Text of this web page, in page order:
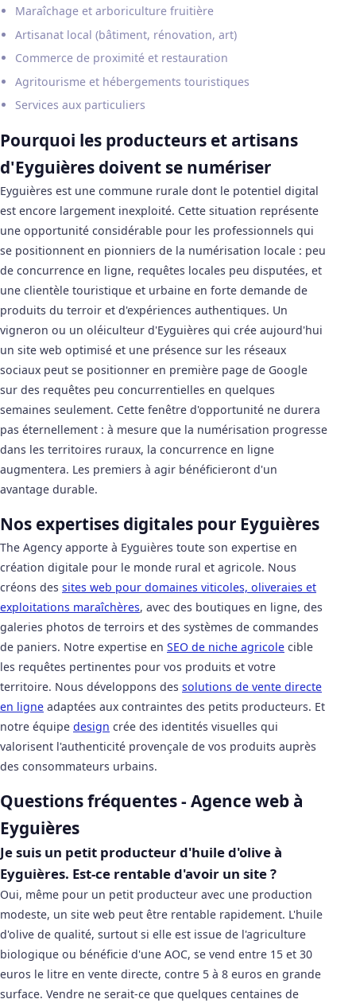
Maraîchage et arboriculture fruitière
Artisanat local (bâtiment, rénovation, art)
Commerce de proximité et restauration
Agritourisme et hébergements touristiques
Services aux particuliers
Pourquoi les producteurs et artisans
d'Eyguières doivent se numériser
Eyguières est une commune rurale dont le potentiel digital
est encore largement inexploité. Cette situation représente
une opportunité considérable pour les professionnels qui
se positionnent en pionniers de la numérisation locale : peu
de concurrence en ligne, requêtes locales peu disputées, et
une clientèle touristique et urbaine en forte demande de
produits du terroir et d'expériences authentiques. Un
vigneron ou un oléiculteur d'Eyguières qui crée aujourd'hui
un site web optimisé et une présence sur les réseaux
sociaux peut se positionner en première page de Google
sur des requêtes peu concurrentielles en quelques
semaines seulement. Cette fenêtre d'opportunité ne durera
pas éternellement : à mesure que la numérisation progresse
dans les territoires ruraux, la concurrence en ligne
augmentera. Les premiers à agir bénéficieront d'un
avantage durable.
Nos expertises digitales pour Eyguières
The Agency apporte à Eyguières toute son expertise en
création digitale pour le monde rural et agricole. Nous
créons des sites web pour domaines viticoles, oliveraies et
exploitations maraîchères, avec des boutiques en ligne, des
galeries photos de terroirs et des systèmes de commandes
de paniers. Notre expertise en SEO de niche agricole cible
les requêtes pertinentes pour vos produits et votre
territoire. Nous développons des solutions de vente directe
en ligne adaptées aux contraintes des petits producteurs. Et
notre équipe design crée des identités visuelles qui
valorisent l'authenticité provençale de vos produits auprès
des consommateurs urbains.
Questions fréquentes - Agence web à
Eyguières
Je suis un petit producteur d'huile d'olive à
Eyguières. Est-ce rentable d'avoir un site ?
Oui, même pour un petit producteur avec une production
modeste, un site web peut être rentable rapidement. L'huile
d'olive de qualité, surtout si elle est issue de l'agriculture
biologique ou bénéficie d'une AOC, se vend entre 15 et 30
euros le litre en vente directe, contre 5 à 8 euros en grande
surface. Vendre ne serait-ce que quelques centaines de